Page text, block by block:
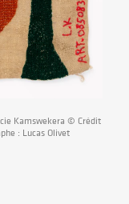
Kamswekera © Crédit
: Lucas Olivet